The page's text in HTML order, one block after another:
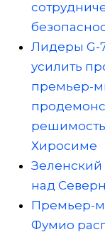
Лидеры G-
усилить
премьер-
Хиросиме
Зеленский
над
Премьер-
Фумио